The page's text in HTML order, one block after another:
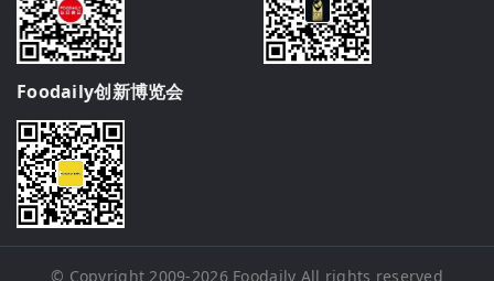
Foodaily创新博览会
© Copyright 2009-2026 Foodaily All rights reserved